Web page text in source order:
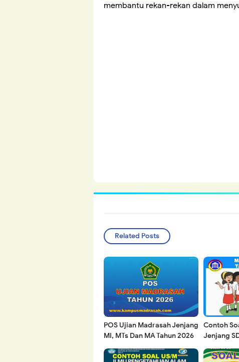
membantu rekan-rekan dalam
Related Posts
POS Ujian Madrasah Jenjang
MI, MTs Dan MA Tahun 2026
Contoh
Jenjang